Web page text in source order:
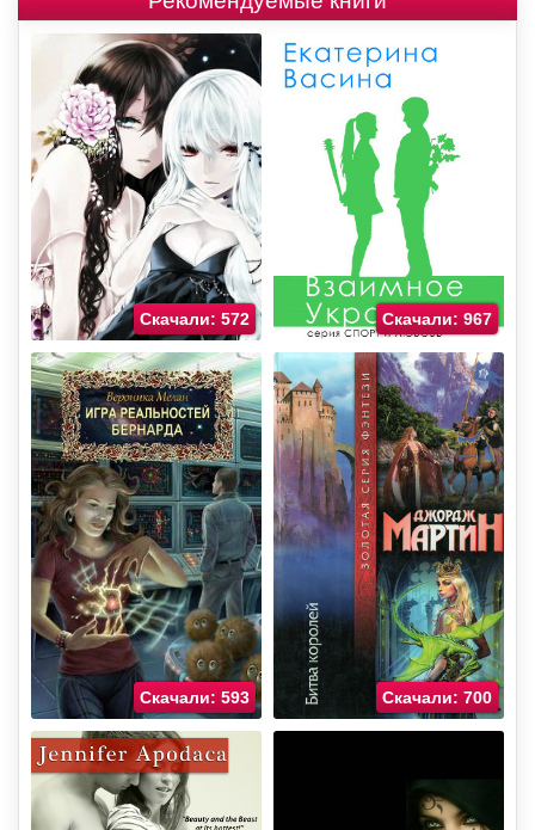
Скачали: 572 Скачали: 967
Скачали: 593 Скачали: 700